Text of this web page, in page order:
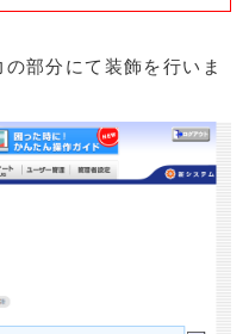
部分にて装飾を行いま